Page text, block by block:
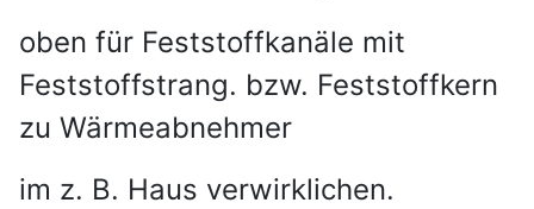
oben für Feststoffkanäle mit
Feststoffstrang. bzw. Feststoffkern
zu Wärmeabnehmer
im z. B. Haus verwirklichen.